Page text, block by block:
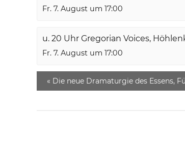
Fr. 7. August um 17:00
u. 20 Uhr Gregorian Voices,
Fr. 7. August um 17:00
« Die neue Dramaturgie des Essens,